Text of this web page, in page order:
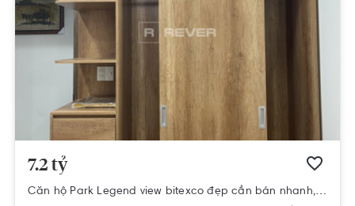
7.2 tỷ
Căn hộ Park Legend view bitexco đẹp cần bán nhanh, diện tích 90m²